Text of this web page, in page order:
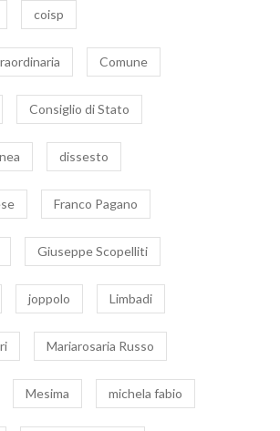
coisp
Comune
Consiglio di Stato
dissesto
Franco Pagano
Giuseppe Scopelliti
joppolo Limbadi
Mariarosaria Russo
Mesima michela fabio